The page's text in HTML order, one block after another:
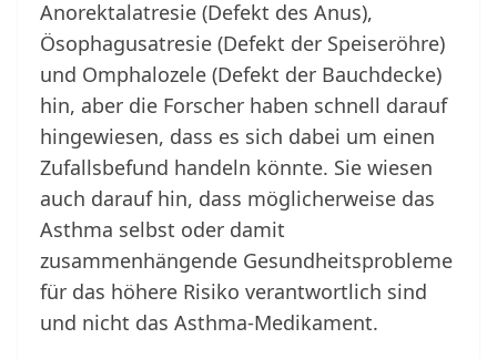
Anorektalatresie (Defekt des Anus),
Ösophagusatresie (Defekt der Speiseröhre)
und Omphalozele (Defekt der Bauchdecke)
hin, aber die Forscher haben schnell darauf
hingewiesen, dass es sich dabei um einen
Zufallsbefund handeln könnte. Sie wiesen
auch darauf hin, dass möglicherweise das
Asthma selbst oder damit
zusammenhängende Gesundheitsprobleme
für das höhere Risiko verantwortlich sind
und nicht das Asthma-Medikament.